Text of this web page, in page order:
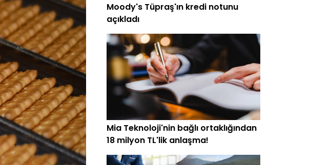
Moody's Tüpraş'ın kredi notunu
açıkladı
Mia Teknoloji'nin bağlı ortaklığından
18 milyon TL'lik anlaşma!